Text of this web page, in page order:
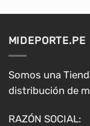
MIDEPORTE.PE
Somos una
distribución de
RAZÓN SOCIAL: